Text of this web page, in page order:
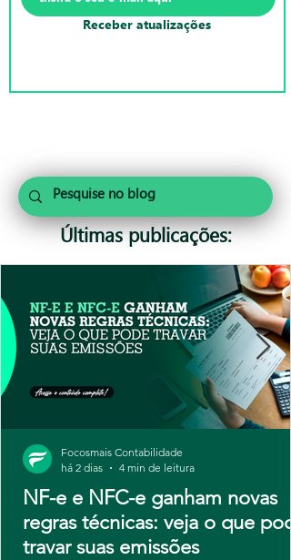
Receber atualizações
Últimas publicações:
NF-e e NFC-e ganham novas
regras técnicas: veja o que
travar suas emissões
Focosmais Contabilidade
há 2 dias
4 min de leitura